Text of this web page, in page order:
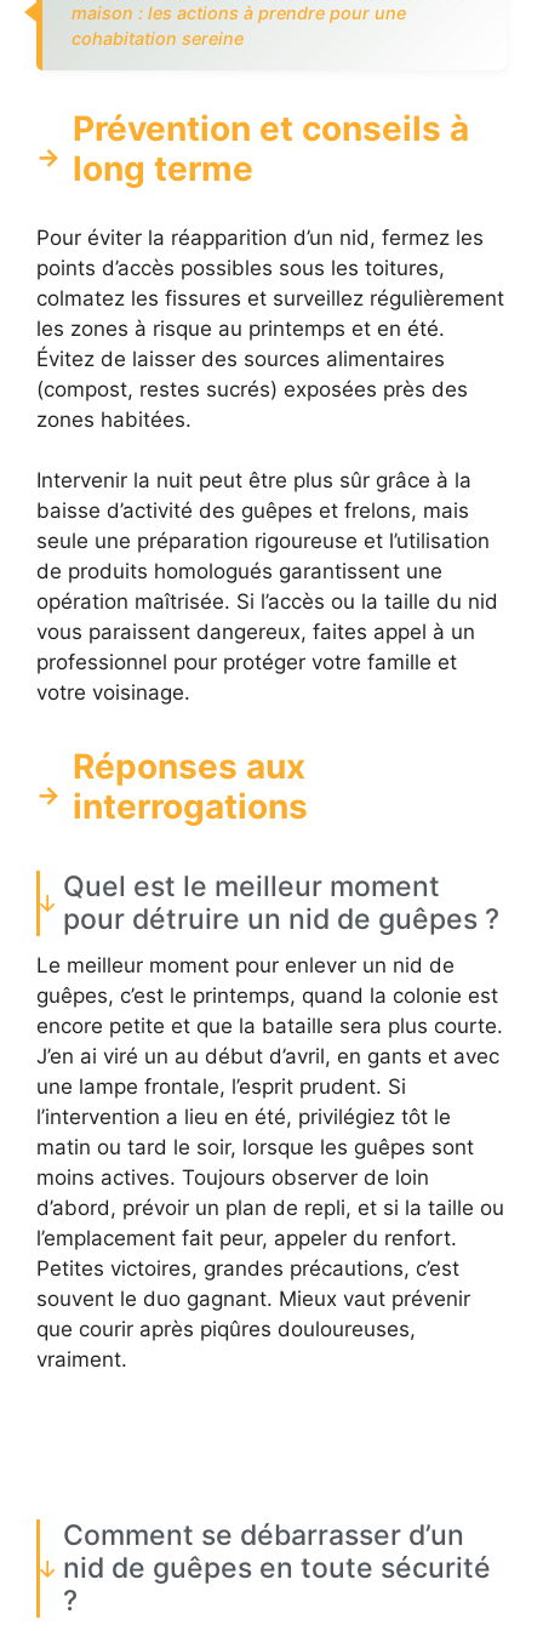
maison : les actions à prendre pour une
cohabitation sereine
Prévention et conseils à
long terme
Pour éviter la réapparition d’un nid, fermez les
points d’accès possibles sous les toitures,
colmatez les fissures et surveillez régulièrement
les zones à risque au printemps et en été.
Évitez de laisser des sources alimentaires
(compost, restes sucrés) exposées près des
zones habitées.
Intervenir la nuit peut être plus sûr grâce à la
baisse d’activité des guêpes et frelons, mais
seule une préparation rigoureuse et l’utilisation
de produits homologués garantissent une
opération maîtrisée. Si l’accès ou la taille du nid
vous paraissent dangereux, faites appel à un
professionnel pour protéger votre famille et
votre voisinage.
Réponses aux
interrogations
Quel est le meilleur moment
pour détruire un nid de guêpes ?
Le meilleur moment pour enlever un nid de
guêpes, c’est le printemps, quand la colonie est
encore petite et que la bataille sera plus courte.
J’en ai viré un au début d’avril, en gants et avec
une lampe frontale, l’esprit prudent. Si
l’intervention a lieu en été, privilégiez tôt le
matin ou tard le soir, lorsque les guêpes sont
moins actives. Toujours observer de loin
d’abord, prévoir un plan de repli, et si la taille ou
l’emplacement fait peur, appeler du renfort.
Petites victoires, grandes précautions, c’est
souvent le duo gagnant. Mieux vaut prévenir
que courir après piqûres douloureuses,
vraiment.
Comment se débarrasser d’un
nid de guêpes en toute sécurité
?